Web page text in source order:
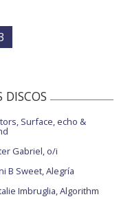
DISCOS
Surface, echo &
Gabriel, o/i
B Sweet, Alegría
Imbruglia, Algorithm